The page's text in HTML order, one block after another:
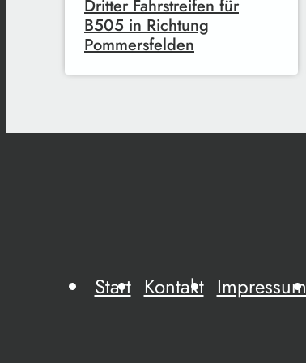
Dritter Fahrstreifen für
B505 in Richtung
Pommersfelden
Start Kontakt Impressum